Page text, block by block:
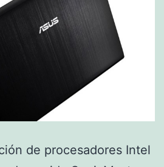
de procesadores Intel